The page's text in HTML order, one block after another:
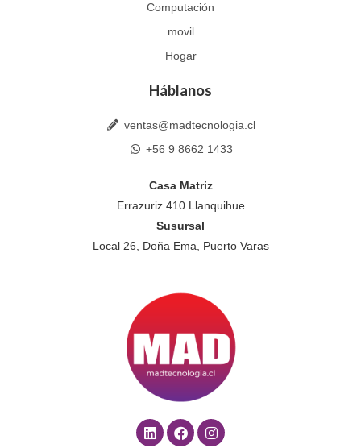
Computación
movil
Hogar
Háblanos
ventas@madtecnologia.cl
+56 9 8662 1433
Casa Matriz
Errazuriz 410 Llanquihue
Susursal
Local 26, Doña Ema, Puerto Varas
L
i
F
a
I
n